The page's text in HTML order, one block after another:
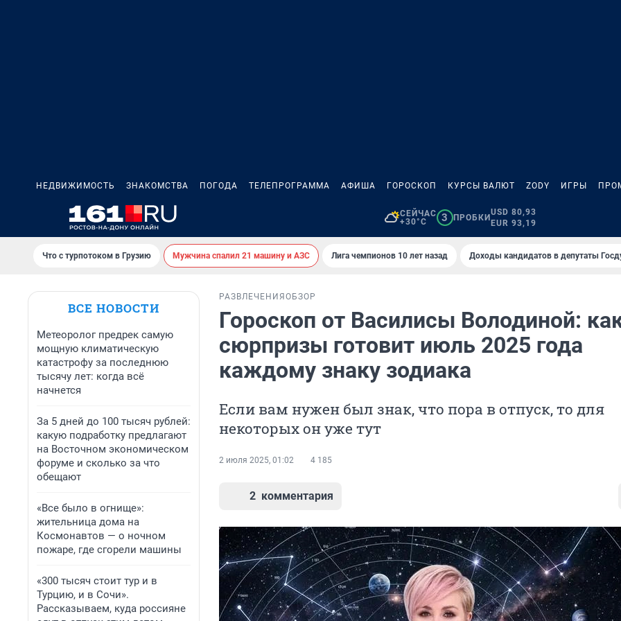
НЕДВИЖИМОСТЬ ЗНАКОМСТВА ПОГОДА ТЕЛЕПРОГРАММА АФИША ГОРОСКОП КУРСЫ ВАЛЮТ ZODY ИГРЫ
СЕЙЧАС
+30°C
3 ПРОБКИ
USD 80,93
EUR 93,19
Что с турпотоком в Грузию Мужчина спалил 21 машину и АЗС Лига чемпионов 10 лет назад Доходы кандидатов в депутаты
ВСЕ НОВОСТИ
Метеоролог предрек самую
мощную климатическую
катастрофу за последнюю
тысячу лет: когда всё
начнется
За 5 дней до 100 тысяч рублей:
какую подработку предлагают
на Восточном экономическом
форуме и сколько за что
обещают
«Все было в огнище»:
жительница дома на
Космонавтов — о ночном
пожаре, где сгорели машины
«300 тысяч стоит тур и в
Турцию, и в Сочи».
Рассказываем, куда россияне
РАЗВЛЕЧЕНИЯ ОБЗОР
Гороскоп от Василисы Володиной:
сюрпризы готовит июль 2025 года
каждому знаку зодиака
Если вам нужен был знак, что пора в отпуск, то для
некоторых он уже тут
2 июля 2025, 01:02 4 185
2 комментария